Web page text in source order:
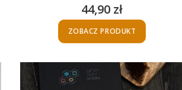
Cena
44,90 zł
ZOBACZ PRODUKT